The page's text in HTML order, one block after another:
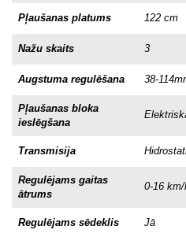
Pļaušanas platums 122 cm
Nažu skaits 3
Augstuma regulēšana 38-
Pļaušanas bloka
ieslēgšana
Transmisija
Regulējams gaitas
ātrums
0-16 km/
Regulējams sēdeklis Jā